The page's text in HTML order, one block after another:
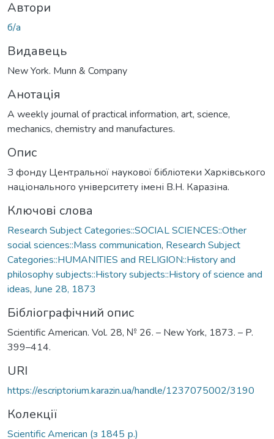
Автори
б/а
Видавець
New York. Munn & Company
Анотація
A weekly journal of practical information, art, science,
mechanics, chemistry and manufactures.
Опис
З фонду Центральної наукової бібліотеки Харківського
національного університету імені В.Н. Каразіна.
Ключові слова
Research Subject Categories::SOCIAL SCIENCES::Other
social sciences::Mass communication, Research Subject
Categories::HUMANITIES and RELIGION::History and
philosophy subjects::History subjects::History of science and
ideas, June 28, 1873
Бібліографічний опис
Scientific American. Vol. 28, № 26. – New York, 1873. – P.
399–414.
URI
https://escriptorium.karazin.ua/handle/1237075002/3190
Колекції
Scientific American (з 1845 р.)